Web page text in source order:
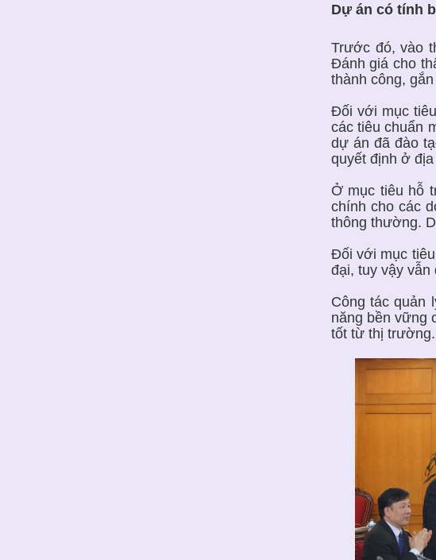
Dự án có tính
Trước đó, vào
Đánh giá cho
thành công,
Đối với mục
các tiêu chuẩn
dự án đã đào
quyết định ở
Ở mục tiêu hỗ
chính cho các
thông thường.
Đối với mục
đại, tuy vậy
Công tác quản
năng bền vững
tốt từ thị trường.